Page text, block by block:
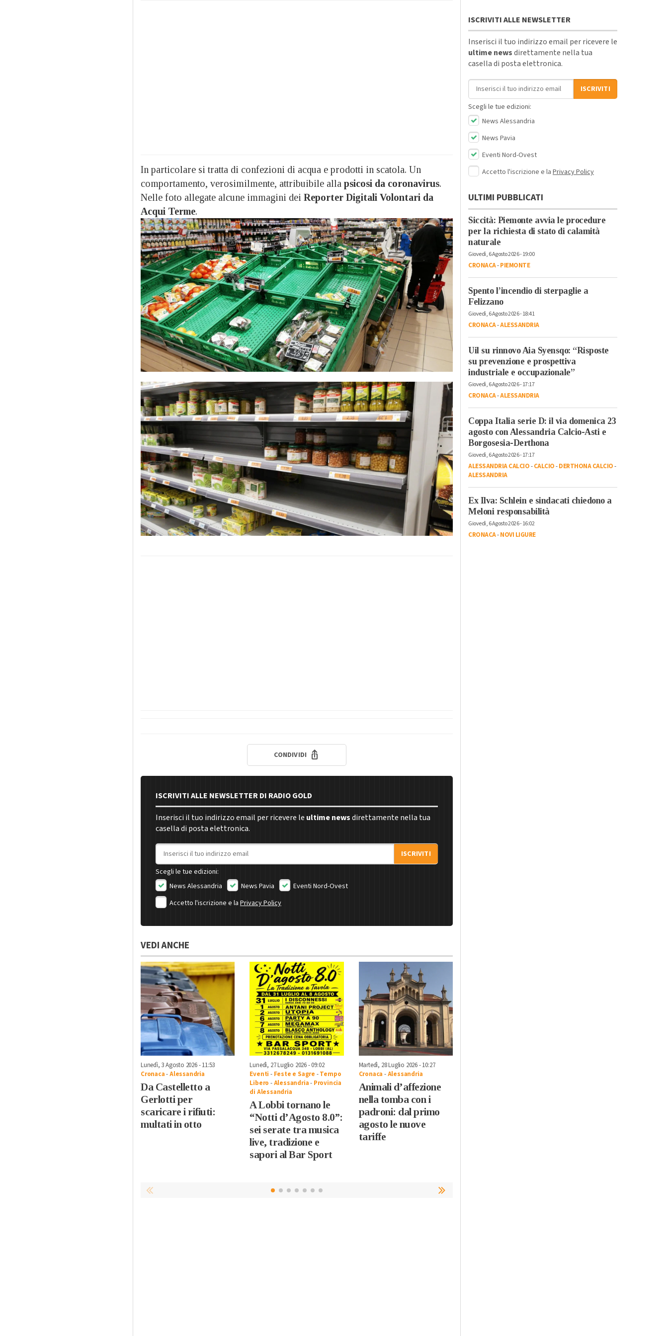
In particolare si tratta di confezioni di acqua e prodotti in scatola. Un
comportamento, verosimilmente, attribuibile alla psicosi da coronavirus.
Nelle foto allegate alcune immagini dei Reporter Digitali Volontari da
Acqui Terme.
CONDIVIDI
ISCRIVITI ALLE NEWSLETTER DI RADIO GOLD
Inserisci il tuo indirizzo email per ricevere le ultime newsdirettamente nella tua
casella di posta elettronica.
Indirizzo email
ISCRIVITI
Scegli le tue edizioni:
News Alessandria
News Pavia
Eventi Nord-Ovest
Accetto l'iscrizione e la Privacy Policy
VEDI ANCHE
Lunedì, 3 Agosto 2026 - 11:53
Cronaca-Alessandria
Da Castelletto a
Gerlotti per
scaricare i rifiuti:
multati in otto
Lunedì, 27 Luglio 2026 - 09:02
Eventi - Feste e Sagre -Tempo
Libero -Alessandria- Provincia
di Alessandria
A Lobbi tornano le
“Notti d’Agosto 8.0”:
sei serate tra musica
live, tradizione e
sapori al Bar Sport
Martedì, 28 Luglio 2026 - 10:27
Cronaca -Alessandria
Animali d’affezione
nella tomba con i
padroni: dal primo
agosto le nuove
tariffe
ISCRIVITI ALLE NEWSLETTER
Inserisci il tuo indirizzo email per ricevere le
ultime newsdirettamente nella tua
casella di posta elettronica.
Indirizzo email
ISCRIVITI
Scegli le tue edizioni:
News Alessandria
News Pavia
Eventi Nord-Ovest
Accetto l'iscrizione e la Privacy Policy
ULTIMI PUBBLICATI
Siccità: Piemonte avvia le procedure
per la richiesta di stato di calamità
naturale
Giovedì, 6 Agosto 2026 - 19:00
CRONACA-PIEMONTE
Spento l’incendio di sterpaglie a
Felizzano
Giovedì, 6 Agosto 2026 - 18:41
CRONACA-ALESSANDRIA
Uil su rinnovo Aia Syensqo: “Risposte
su prevenzione e prospettiva
industriale e occupazionale”
Giovedì, 6 Agosto 2026 - 17:17
CRONACA-ALESSANDRIA
Coppa Italia serie D: il via domenica 23
agosto con Alessandria Calcio-Asti e
Borgosesia-Derthona
Giovedì, 6 Agosto 2026 - 17:17
ALESSANDRIA CALCIO-CALCIO-DERTHONA CALCIO-
ALESSANDRIA
Ex Ilva: Schlein e sindacati chiedono a
Meloni responsabilità
Giovedì, 6 Agosto 2026 - 16:02
CRONACA-NOVI LIGURE